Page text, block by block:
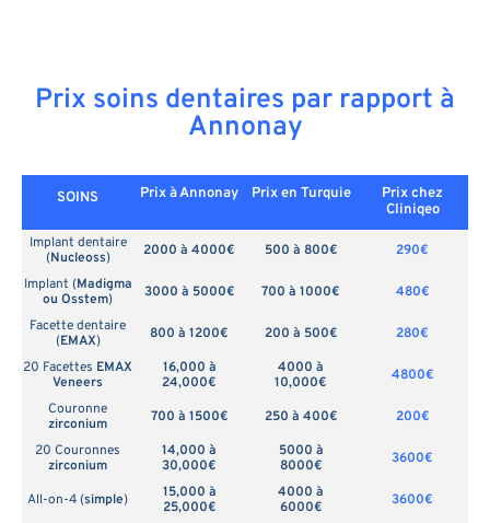
Prix soins dentaires par rapport à
Annonay
SOINS Prix à Annonay Prix en Turquie
Prix chez
Cliniqeo
Implant dentaire
(Nucleoss) 2000 à 4000€ 500 à 800€
290€
Implant (Madigma
ou Osstem) 3000 à 5000€ 700 à 1000€
480€
Facette dentaire
(EMAX) 800 à 1200€ 200 à 500€
280€
20 Facettes EMAX
Veneers
16,000 à
24,000€
4000 à
10,000€
4800€
Couronne
zirconium
700 à 1500€ 250 à 400€
200€
20 Couronnes
zirconium
14,000 à
30,000€
5000 à
8000€
3600€
All-on-4 (simple)
15,000 à
25,000€
4000 à
6000€
3600€